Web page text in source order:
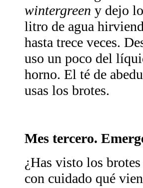
wintergreen y dejo
litro de agua
hasta trece veces.
uso un poco del
horno. El té de
usas los brotes.
Mes tercero.
¿Has visto los
con cuidado qué